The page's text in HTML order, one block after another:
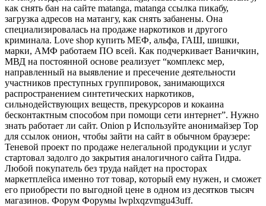
как снять бан на сайте matanga, matanga ссылка пикабу,
загрузка адресов на матангу, как снять забанены. Она
специализировалась на продаже наркотиков и другого
криминала. Love shop купить МЕФ, альфа, ГАШ, шишки,
марки, АМФ работаем ПО всей. Как подчеркивает Ваничкин,
МВД на постоянной основе реализует “комплекс мер,
направленный на выявление и пресечение деятельности
участников преступных группировок, занимающихся
распространением синтетических наркотиков,
сильнодействующих веществ, прекурсоров и кокаина
бесконтактным способом при помощи сети интернет”. Нужно
знать работает ли сайт. Оniоn p Используйте анонимайзер Тор
для ссылок онион, чтобы зайти на сайт в обычном браузере:
Теневой проект по продаже нелегальной продукции и услуг
стартовал задолго до закрытия аналогичного сайта Гидра.
Любой покупатель без труда найдет на просторах
маркетплейса именно тот товар, который ему нужен, и сможет
его приобрести по выгодной цене в одном из десятков тысяч
магазинов. Форум Форумы lwplxqzvmgu43uff.